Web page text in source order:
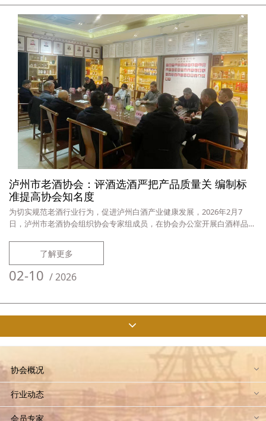
泸州市老酒协会：评酒选酒严把产品质量关 编制标
准提高协会知名度
为切实规范老酒行业行为，促进泸州白酒产业健康发展，2026年2月7
日，泸州市老酒协会组织协会专家组成员，在协会办公室开展白酒样品评
关。※泸州市老酒协会专家组成员评酒选酒经过专家们认真评选，在11个
送选浓香型酒样中评选出2个正选样品和2个被选样品。本次评酒组长吴晓
萍对选用和备用样品进行了质量点评，并声明专家评酒选酒只对样酒质量
负责。评酒选
了解更多
02-10 /2026
协会概况
行业动态
会员专家